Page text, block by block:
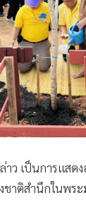
าว เป็นการแสด
ชาติสำนึกในพ